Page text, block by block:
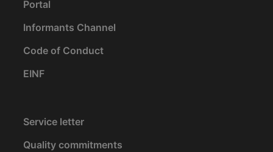
Portal
Informants Channel
Code of Conduct
EINF
Service letter
Quality commitments